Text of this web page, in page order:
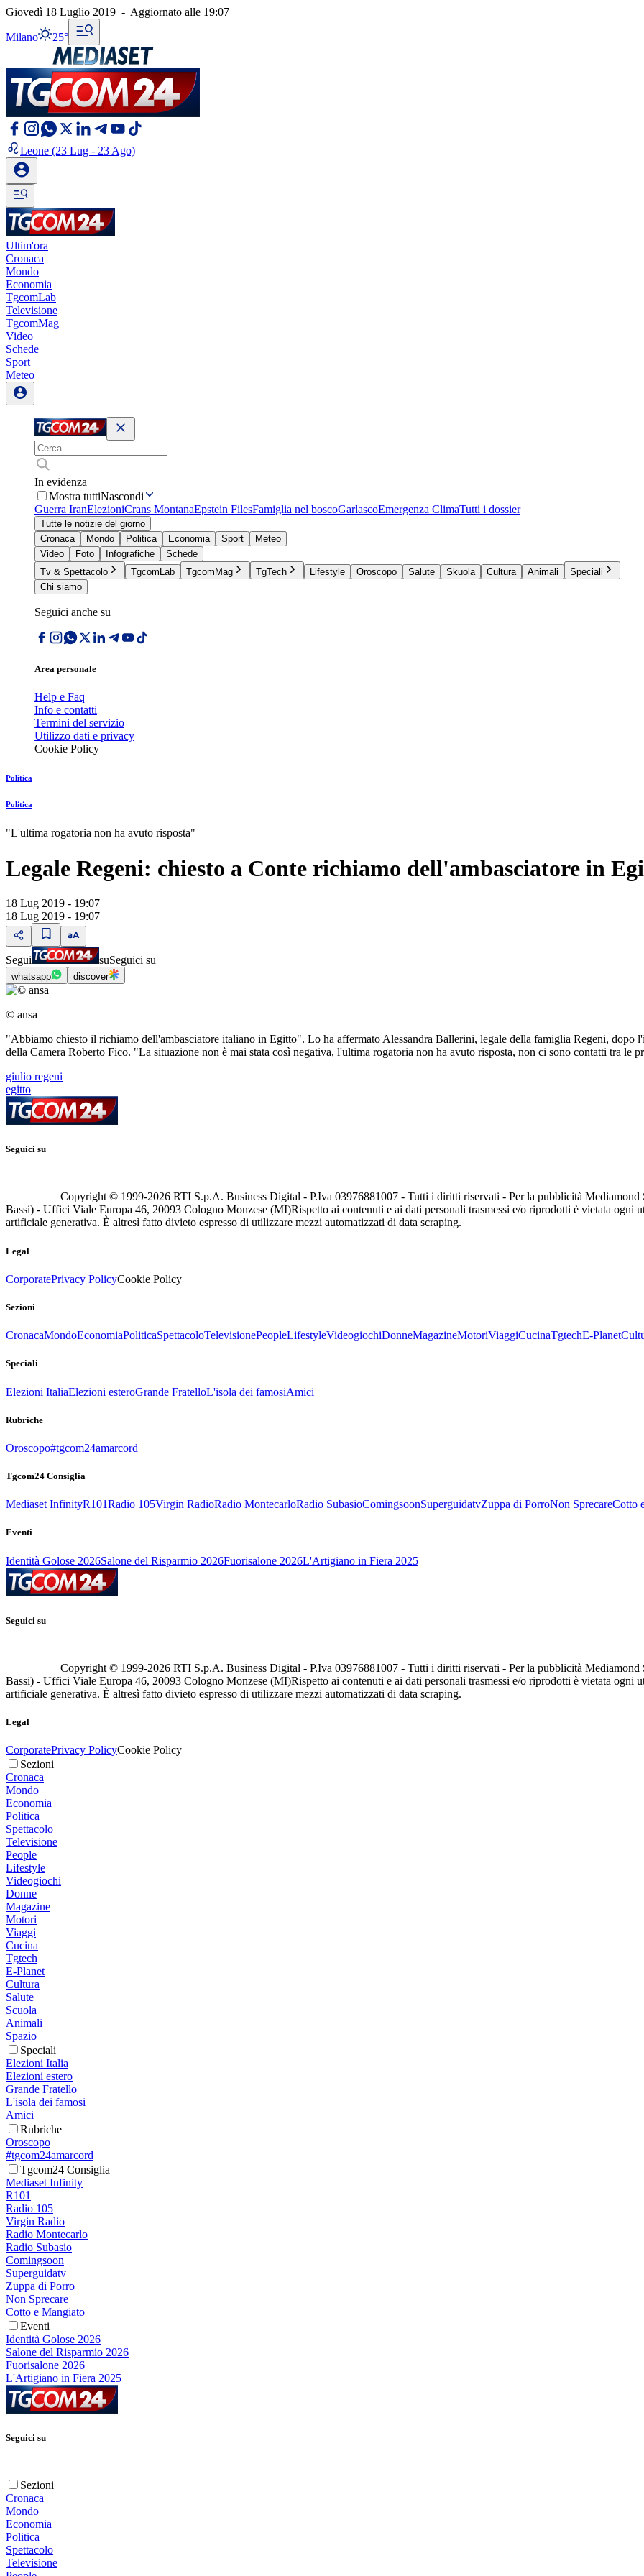
Giovedì 18 Luglio 2019 - Aggiornato alle 19:07
Milano 25°
Leone (23 Lug - 23 Ago)
Ultim'ora
Cronaca
Mondo
Economia
TgcomLab
Televisione
TgcomMag
Video
Schede
Sport
Meteo
In evidenza
Mostra tuttiNascondi
Guerra IranElezioniCrans MontanaEpstein FilesFamiglia nel boscoGarlascoEmergenza ClimaTutti i dossier
Tutte le notizie del giorno
Cronaca
Mondo Politica Economia Sport
Meteo
Video
Foto Infografiche
Schede
Tv & Spettacolo
TgcomLab TgcomMag TgTech Lifestyle Oroscopo Salute Skuola Cultura Animali
Speciali
Chi siamo
Seguici anche su
Area personale
Help e Faq
Info e contatti
Termini del servizio
Utilizzo dati e privacy
Cookie Policy
Politica
Politica
"L'ultima rogatoria non ha avuto risposta"
Legale Regeni: chiesto a Conte richiamo dell'ambasciatore in
18 Lug 2019 - 19:07
18 Lug 2019 - 19:07
Segui suSeguici su
whatsapp discover
© ansa
"Abbiamo chiesto il richiamo dell'ambasciatore italiano in Egitto". Lo ha affermato Alessandra Ballerini, legale della famiglia Regeni, dopo
della Camera Roberto Fico. "La situazione non è mai stata così negativa, l'ultima rogatoria non ha avuto risposta, non ci sono contatti tra le
giulio regeni
egitto
Seguici su
Copyright © 1999-2026 RTI S.p.A. Business Digital - P.Iva 03976881007 - Tutti i diritti riservati - Per la pubblicità
Bassi) - Uffici Viale Europa 46, 20093 Cologno Monzese (MI)Rispetto ai contenuti e ai dati personali trasmessi e/o riprodotti è vietata ogni
artificiale generativa. È altresì fatto divieto espresso di utilizzare mezzi automatizzati di data scraping.
Legal
CorporatePrivacy PolicyCookie Policy
Sezioni
CronacaMondoEconomiaPoliticaSpettacoloTelevisionePeopleLifestyleVideogiochiDonneMagazineMotoriViaggiCucinaTgtechE-Planet
Speciali
Elezioni ItaliaElezioni esteroGrande FratelloL'isola dei famosiAmici
Rubriche
Oroscopo#tgcom24amarcord
Tgcom24 Consiglia
Mediaset InfinityR101Radio 105Virgin RadioRadio MontecarloRadio SubasioComingsoonSuperguidatvZuppa di PorroNon SprecareCotto
Eventi
Identità Golose 2026Salone del Risparmio 2026Fuorisalone 2026L'Artigiano in Fiera 2025
Seguici su
Copyright © 1999-2026 RTI S.p.A. Business Digital - P.Iva 03976881007 - Tutti i diritti riservati - Per la pubblicità
Bassi) - Uffici Viale Europa 46, 20093 Cologno Monzese (MI)Rispetto ai contenuti e ai dati personali trasmessi e/o riprodotti è vietata ogni
artificiale generativa. È altresì fatto divieto espresso di utilizzare mezzi automatizzati di data scraping.
Legal
CorporatePrivacy PolicyCookie Policy
Sezioni
Cronaca
Mondo
Economia
Politica
Spettacolo
Televisione
People
Lifestyle
Videogiochi
Donne
Magazine
Motori
Viaggi
Cucina
Tgtech
E-Planet
Cultura
Salute
Scuola
Animali
Spazio
Speciali
Elezioni Italia
Elezioni estero
Grande Fratello
L'isola dei famosi
Amici
Rubriche
Oroscopo
#tgcom24amarcord
Tgcom24 Consiglia
Mediaset Infinity
R101
Radio 105
Virgin Radio
Radio Montecarlo
Radio Subasio
Comingsoon
Superguidatv
Zuppa di Porro
Non Sprecare
Cotto e Mangiato
Eventi
Identità Golose 2026
Salone del Risparmio 2026
Fuorisalone 2026
L'Artigiano in Fiera 2025
Seguici su
Sezioni
Cronaca
Mondo
Economia
Politica
Spettacolo
Televisione